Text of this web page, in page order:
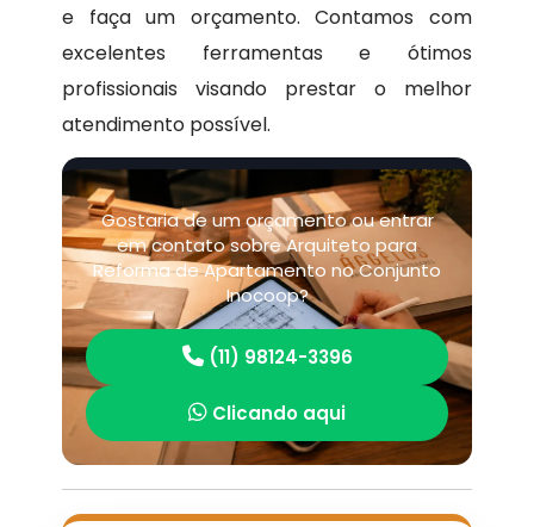
e faça um orçamento. Contamos com
excelentes ferramentas e ótimos
profissionais visando prestar o melhor
atendimento possível.
Gostaria de um orçamento ou entrar
em contato sobre Arquiteto para
Reforma de Apartamento no Conjunto
Inocoop?
(11) 98124-3396
Clicando aqui